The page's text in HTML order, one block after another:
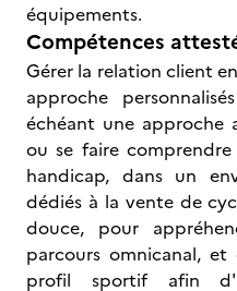
équipements.
Compétences
Gérer la relation client
approche
échéant une approche
ou se faire
handicap, dans un
dédiés à la vente de
douce, pour
parcours omnicanal,
profil sportif afin